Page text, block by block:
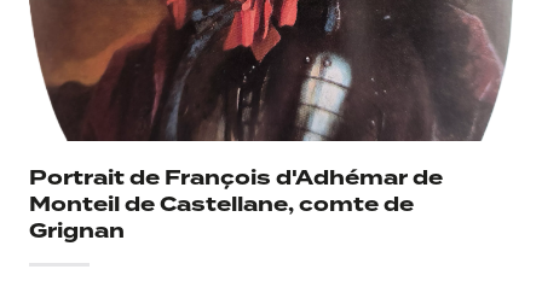
Portrait de François d'Adhémar de
Monteil de Castellane, comte de
Grignan